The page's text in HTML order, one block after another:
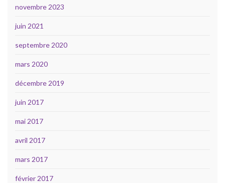
novembre 2023
juin 2021
septembre 2020
mars 2020
décembre 2019
juin 2017
mai 2017
avril 2017
mars 2017
février 2017